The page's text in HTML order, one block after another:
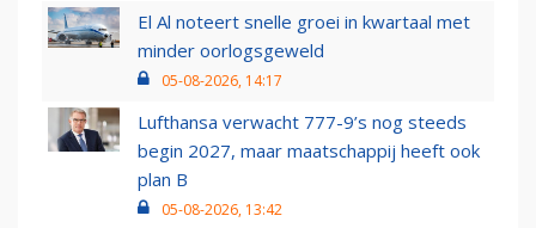
El Al noteert snelle groei in kwartaal met
minder oorlogsgeweld
05-08-2026, 14:17
Lufthansa verwacht 777-9’s nog steeds
begin 2027, maar maatschappij heeft ook
plan B
05-08-2026, 13:42